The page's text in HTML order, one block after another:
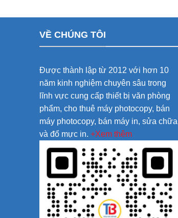
VỀ CHÚNG TÔI
Được thành lập từ 2012 với hơn 10
năm kinh nghiệm chuyên sâu trong
lĩnh vực cung cấp thiết bị văn phòng
phẩm, cho thuê máy photocopy, bán
máy photocopy, bán máy in, sửa chữa
và đổ mực in. +Xem thêm